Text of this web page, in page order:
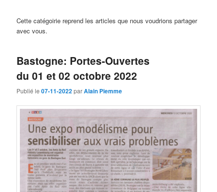
Cette catégoirie reprend les articles que nous voudrions partager
avec vous.
Bastogne: Portes-Ouvertes
du 01 et 02 octobre 2022
Publié le07-11-2022parAlain Piemme